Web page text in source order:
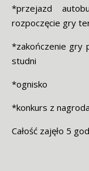
*przejazd
rozpoczęcie gry
*zakończenie gry
studni
*ognisko
*konkurs z
Całość zajęło 5